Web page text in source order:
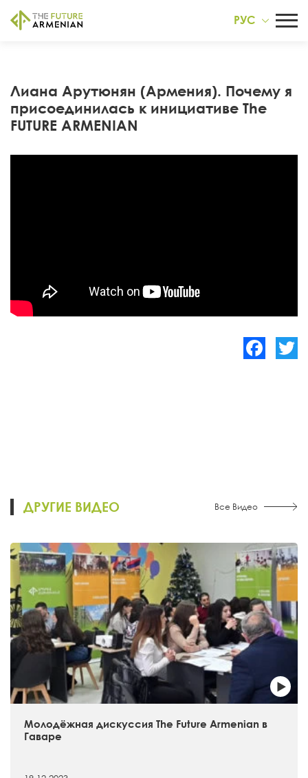
РУС
Лиана Арутюнян (Армения). Почему я
присоединилась к инициативе The
FUTURE ARMENIAN
ДРУГИЕ ВИДЕО Все Видео
Молодёжная дискуссия The Future Armenian в
Гаваре